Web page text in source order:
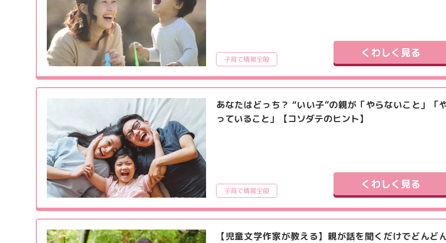
子育て情報全般 くわしく見る
あなたはどっち？ “いい子”の親が「やらないこと」「
っていること」【コソダテのヒント】
子育て情報全般 くわしく見る
【児童文学作家が教える】親が話を聞くだけでどんど